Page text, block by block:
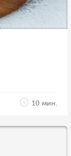
10 мин.